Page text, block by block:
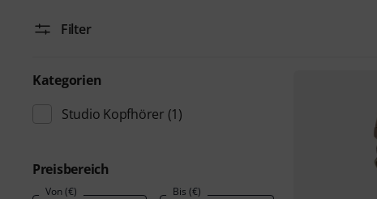
Filter
Kategorien
Studio Kopfhörer (1)
Preisbereich
Von (€) Bis (€)